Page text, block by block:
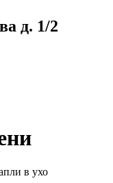
д. 1/2
в ухо